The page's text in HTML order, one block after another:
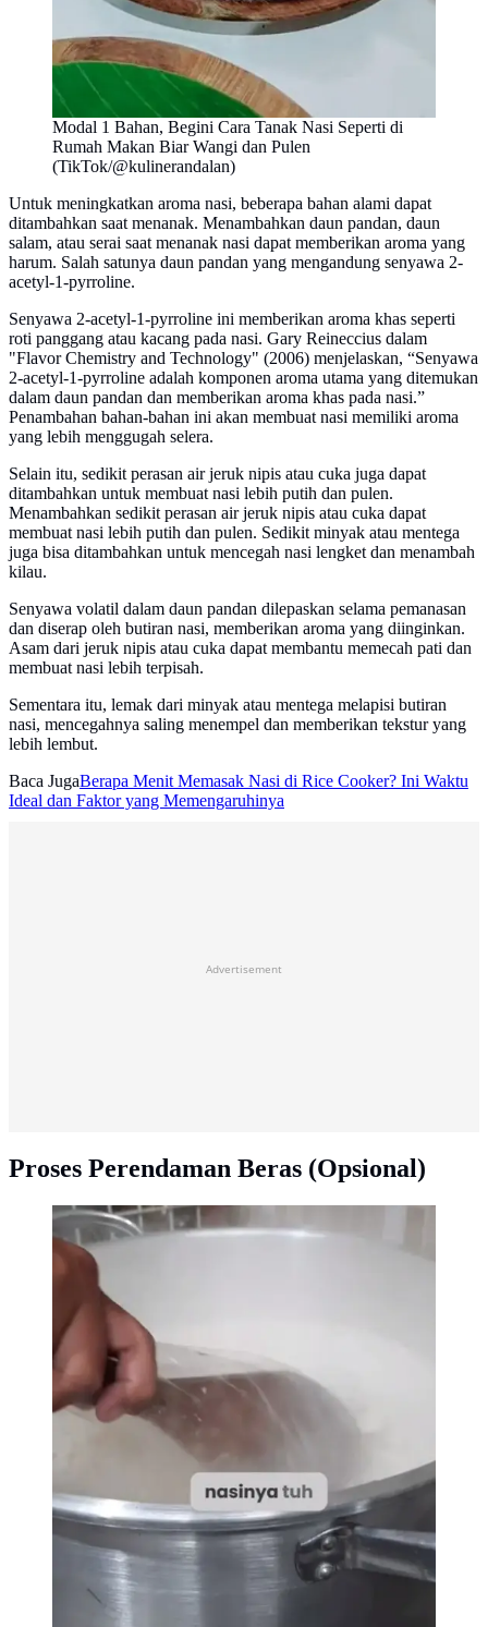
Modal 1 Bahan, Begini Cara Tanak Nasi Seperti di
Rumah Makan Biar Wangi dan Pulen
(TikTok/@kulinerandalan)
Untuk meningkatkan aroma nasi, beberapa bahan alami dapat
ditambahkan saat menanak. Menambahkan daun pandan, daun
salam, atau serai saat menanak nasi dapat memberikan aroma yang
harum. Salah satunya daun pandan yang mengandung senyawa 2-
acetyl-1-pyrroline.
Senyawa 2-acetyl-1-pyrroline ini memberikan aroma khas seperti
roti panggang atau kacang pada nasi. Gary Reineccius dalam
"Flavor Chemistry and Technology" (2006) menjelaskan, “Senyawa
2-acetyl-1-pyrroline adalah komponen aroma utama yang ditemukan
dalam daun pandan dan memberikan aroma khas pada nasi.”
Penambahan bahan-bahan ini akan membuat nasi memiliki aroma
yang lebih menggugah selera.
Selain itu, sedikit perasan air jeruk nipis atau cuka juga dapat
ditambahkan untuk membuat nasi lebih putih dan pulen.
Menambahkan sedikit perasan air jeruk nipis atau cuka dapat
membuat nasi lebih putih dan pulen. Sedikit minyak atau mentega
juga bisa ditambahkan untuk mencegah nasi lengket dan menambah
kilau.
Senyawa volatil dalam daun pandan dilepaskan selama pemanasan
dan diserap oleh butiran nasi, memberikan aroma yang diinginkan.
Asam dari jeruk nipis atau cuka dapat membantu memecah pati dan
membuat nasi lebih terpisah.
Sementara itu, lemak dari minyak atau mentega melapisi butiran
nasi, mencegahnya saling menempel dan memberikan tekstur yang
lebih lembut.
Baca JugaBerapa Menit Memasak Nasi di Rice Cooker? Ini Waktu
Ideal dan Faktor yang Memengaruhinya
Advertisement
Proses Perendaman Beras (Opsional)